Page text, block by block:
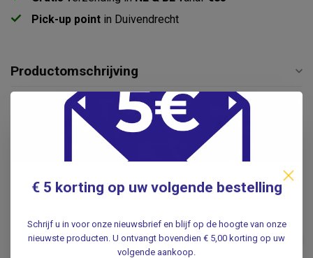
Pick-up point in Duivendrecht
Productomschrijving
Specificaties
Gerelateerde producten
Bloedafnamestoel - Vario
Linea - Beige
€545,00
€ 5 korting op uw volgende bestelling
Schrijf u in voor onze nieuwsbrief en blijf op de hoogte van onze
nieuwste producten. U ontvangt bovendien € 5,00 korting op uw
volgende aankoop.